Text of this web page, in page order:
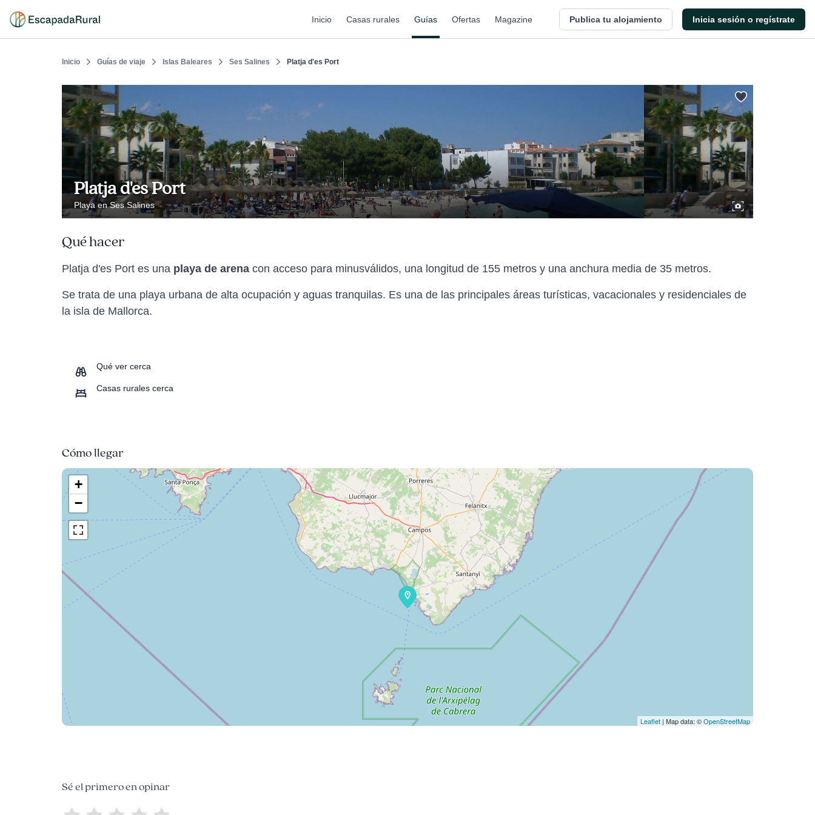
Inicio Casas rurales Guías Ofertas Magazine Publica tu alojamiento Inicia sesión o regístrate
Inicio Guías de viaje Islas Baleares Ses Salines Platja d'es Port
Platja d'es Port
Playa en Ses Salines
Qué hacer
Platja d'es Port es una playa de arena con acceso para minusválidos, una longitud de 155 metros y una anchura media de 35 metros.
Se trata de una playa urbana de alta ocupación y aguas tranquilas. Es una de las principales áreas turísticas, vacacionales y residenciales de
la isla de Mallorca.
Qué ver cerca
Casas rurales cerca
Cómo llegar
+
−
Leaflet | Map data: ©OpenStreetMap
Sé el primero en opinar